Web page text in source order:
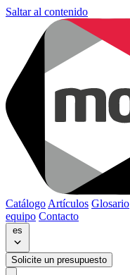
Saltar al contenido
Catálogo Artículos Glosario
equipo Contacto
es
Solicite un presupuesto